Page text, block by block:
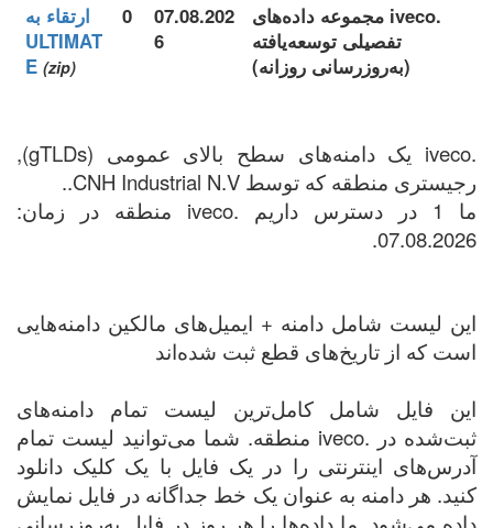
.iveco مجموعه داده‌های
تفصیلی توسعه‌یافته
(به‌روزرسانی روزانه)
07.08.202
6
0
ارتقاء به
ULTIMAT
E (zip)
.iveco یک دامنه‌های سطح بالای عمومی (gTLDs),
رجیستری منطقه که توسط CNH Industrial N.V..
ما 1 در دسترس داریم .iveco منطقه در زمان:
07.08.2026.
این لیست شامل دامنه + ایمیل‌های مالکین دامنه‌هایی
است که از تاریخ‌های قطع ثبت شده‌اند
این فایل شامل کامل‌ترین لیست تمام دامنه‌های
ثبت‌شده در .iveco منطقه. شما می‌توانید لیست تمام
آدرس‌های اینترنتی را در یک فایل با یک کلیک دانلود
کنید. هر دامنه به عنوان یک خط جداگانه در فایل نمایش